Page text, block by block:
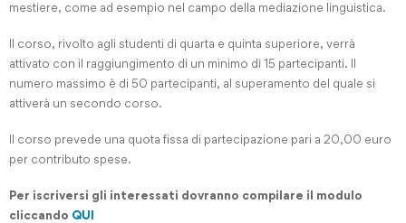
mestiere, come ad esempio nel campo della mediazione linguistica.
Il corso, rivolto agli studenti di quarta e quinta superiore, verrà
attivato con il raggiungimento di un minimo di 15 partecipanti. Il
numero massimo è di 50 partecipanti, al superamento del quale si
attiverà un secondo corso.
Il corso prevede una quota fissa di partecipazione pari a 20,00 euro
per contributo spese.
Per iscriversi gli interessati dovranno compilare il modulo
cliccando QUI